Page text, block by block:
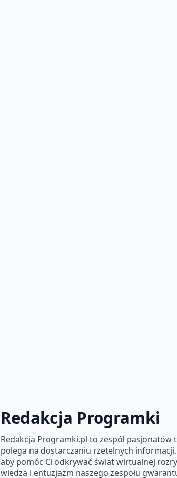
Redakcja Programki
Redakcja Programki.pl to zespół
polega na dostarczaniu rzetelnych
aby pomóc Ci odkrywać świat wirtualnej
wiedza i entuzjazm naszego zespołu